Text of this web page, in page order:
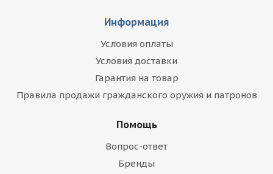
Информация
Условия оплаты
Условия доставки
Гарантия на товар
Правила продажи гражданского оружия и патронов
Помощь
Вопрос-ответ
Бренды